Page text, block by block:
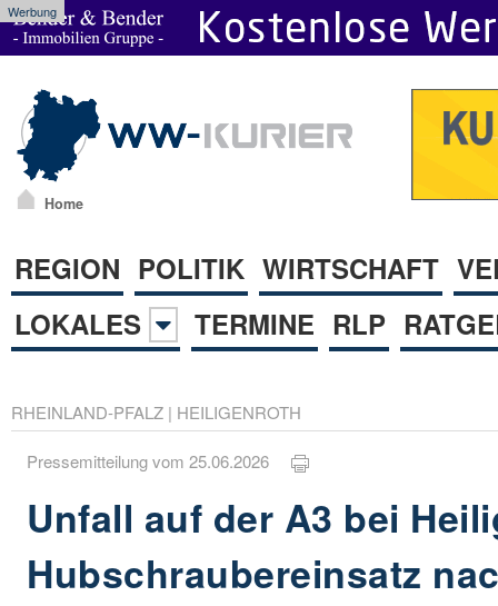
Werbung
Home
REGION POLITIK WIRTSCHAFT
LOKALES
TERMINE RLP
RHEINLAND-PFALZ | HEILIGENROTH
Pressemitteilung vom 25.06.2026
Unfall auf der A3 bei
Hubschraubereinsatz